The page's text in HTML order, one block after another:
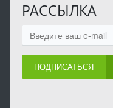
РАССЫЛКА
ПОДПИСАТЬСЯ